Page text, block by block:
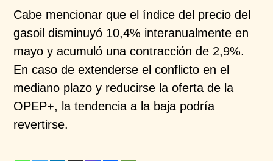
Cabe mencionar que el índice del precio del
gasoildisminuyó 10,4% interanualmente en
mayo y acumuló una contracción de 2,9%.
En caso de extenderse elconflicto en el
mediano plazo y reducirse la oferta de la
OPEP+, la tendencia a la baja podría
revertirse.